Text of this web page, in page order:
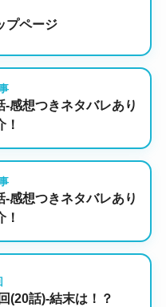
プページ
感想つきネタバレあり
！
感想つきネタバレあり
！
(20話)-結末は！？